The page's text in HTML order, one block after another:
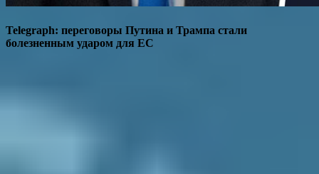
Telegraph: переговоры Путина и Трампа стали
болезненным ударом для ЕС